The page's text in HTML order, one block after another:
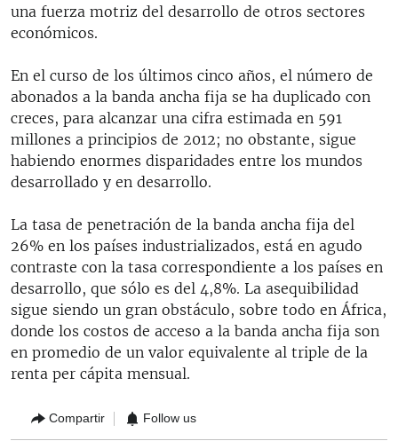
una fuerza motriz del desarrollo de otros sectores
económicos.
En el curso de los últimos cinco años, el número de
abonados a la banda ancha fija se ha duplicado con
creces, para alcanzar una cifra estimada en 591
millones a principios de 2012; no obstante, sigue
habiendo enormes disparidades entre los mundos
desarrollado y en desarrollo.
La tasa de penetración de la banda ancha fija del
26% en los países industrializados, está en agudo
contraste con la tasa correspondiente a los países en
desarrollo, que sólo es del 4,8%. La asequibilidad
sigue siendo un gran obstáculo, sobre todo en África,
donde los costos de acceso a la banda ancha fija son
en promedio de un valor equivalente al triple de la
renta per cápita mensual.
Compartir Follow us